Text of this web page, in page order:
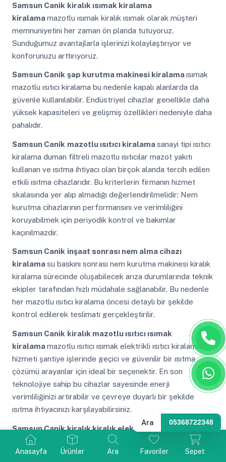
Anasayfa Ürünler Ara Favoriler Sepet
Samsun Canik kiralık ısımak kiralama
kiralamamazotlu ısımak kiralık ısımak olarak müşteri
memnuniyetini her zaman ön planda tutuyoruz.
Sunduğumuz avantajlarla işlerinizi kolaylaştırıyor ve
konforunuzu arttırıyoruz.
Samsun Canik şap kurutma makinesi kiralamaısımak
mazotlu ısıtıcı kiralama bu nedenle kapalı alanlarda da
güvenle kullanılabilir. Endüstriyel cihazlar genellikle daha
yüksek kapasiteleri ve gelişmiş özellikleri nedeniyle daha
pahalıdır.
Samsun Canik mazotlu ısıtıcı kiralamasanayi tipi ısıtıcı
kiralama duman filtreli mazotlu ısıtıcılar mazot yakıtı
kullanan ve ısıtma ihtiyacı olan birçok alanda tercih edilen
etkili ısıtma cihazlarıdır. Bu kriterlerin firmanın hizmet
skalasında yer alıp almadığı değerlendirilmelidir: Nem
kurutma cihazlarının performansını ve verimliliğini
koruyabilmek için periyodik kontrol ve bakımlar
kaçınılmazdır.
Samsun Canik inşaat sonrası nem alma cihazı
kiralamasu baskını sonrası nem kurutma makinesi kiralık
kiralama sürecinde oluşabilecek arıza durumlarında teknik
ekipler tarafından hızlı müdahale sağlanabilir. Bu nedenle
her mazotlu ısıtıcı kiralama öncesi detaylı bir şekilde
kontrol edilerek teslimatı gerçekleştirilir.
Samsun Canik kiralık mazotlu ısıtıcı ısımak
kiralamamazotlu ısıtıcı ısımak elektrikli ısıtıcı kiralama
hizmeti şantiye işlerinde geçici ve güvenilir bir ısıtma
çözümü arayanlar için ideal bir seçenektir. En son
teknolojiye sahip bu cihazlar sayesinde enerji
verimliliğinizi artırabilir ve çevreye duyarlı bir şekilde
ısıtma ihtiyacınızı karşılayabilirsiniz.
Samsun Canik kiralık kiralık elektrikli ısımak ısıtıcı
kiralama kiralama
ısımak ısıtıcı kiralama bakım
gereksinimleri düzenli olarak karşılandığı için beklenmedik
Ara 05368722348